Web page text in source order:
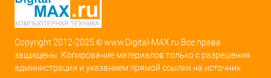
Copyright 2012-2025 © www.Digital-MAX.ru Все права
защищены. Копирование материалов только с разрешения
администрации и указанием прямой ссылки на источник.